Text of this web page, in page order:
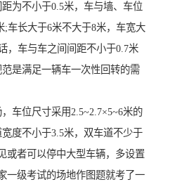
为不小于0.5米，车与墙、车位
;车长大于6米不大于8米，车宽大
，车与车之间间距不小于0.7米
是满足一辆车一次性回转的需
车位尺寸采用2.5~2.7×5~6米的
度不小于3.5米，双车道不少于
或者可以停中大型车辆，多设置
一级考试的场地作图题就考了一